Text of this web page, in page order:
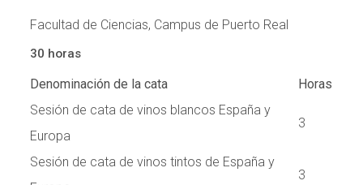
Facultad de Ciencias, Campus de Puerto Real
30 horas
Denominación de la cata
Horas
Sesión de cata de vinos blancos España y
Europa
3
Sesión de cata de vinos tintos de España y
3